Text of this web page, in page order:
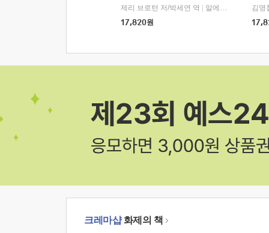
제리 브로턴 저/박세연 역
알에이치코리아(RHK)
17,820원
김명
크레마샵화제의 책